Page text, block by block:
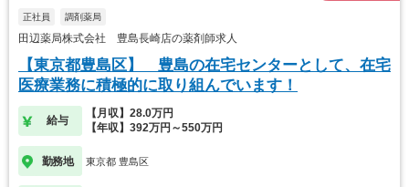
正社員 調剤薬局
田辺薬局株式会社 豊島長崎店の薬剤師求人
【東京都豊島区】 豊島の在宅センターとして、在宅
医療業務に積極的に取り組んでいます！
給与
【月収】28.0万円
【年収】392万円～550万円
勤務地 東京都 豊島区